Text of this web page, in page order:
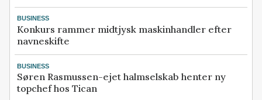
BUSINESS
Konkurs rammer midtjysk maskinhandler efter
navneskifte
BUSINESS
Søren Rasmussen-ejet halmselskab henter ny
topchef hos Tican